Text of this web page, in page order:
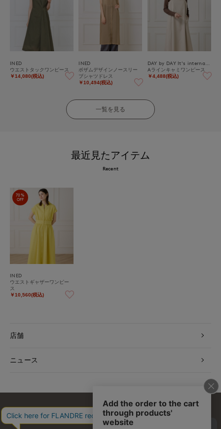
INED
ウエストタックワンピース
￥14,080(税込)
INED
ボザムデザインノースリー
ブシャツドレス
￥10,494(税込)
Aラインキャミワンピース
￥4,488(税込)
一覧を見る
最近見たアイテム
Recent
70%
OFF
INED
ウエストギャザーワンピー
ス
￥10,560(税込)
店舗
ニュース